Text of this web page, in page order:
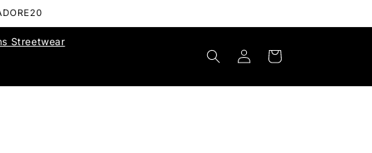
Streetwear
Log
in
Cart